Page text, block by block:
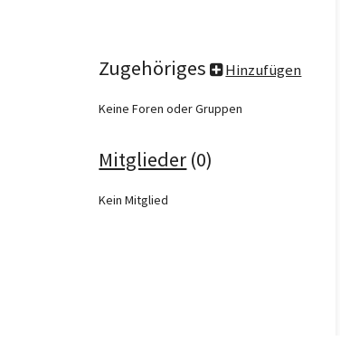
Zugehöriges Hinzufügen
Keine Foren oder Gruppen
Mitglieder (0)
Kein Mitglied